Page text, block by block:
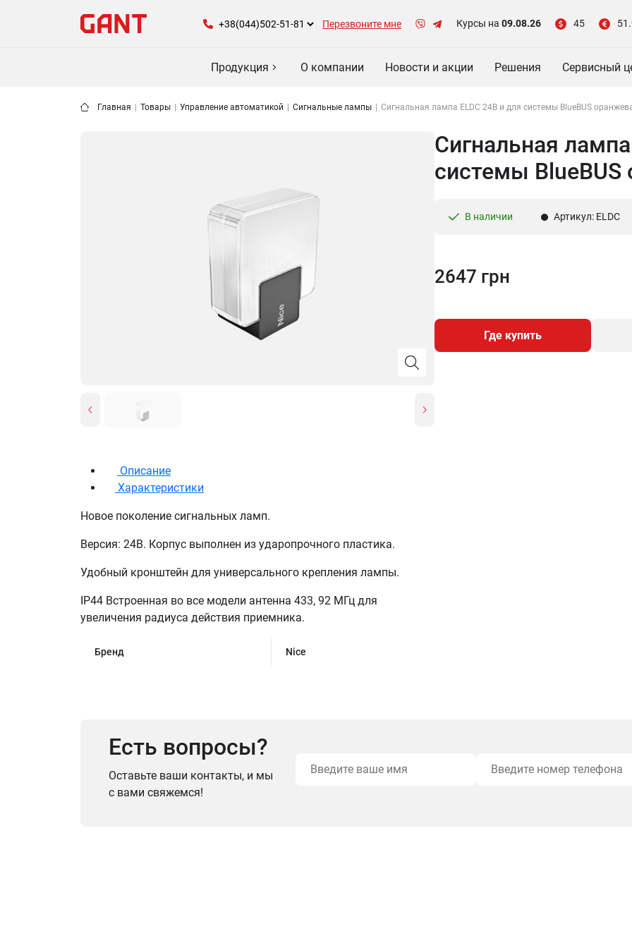
Перезвоните мне Курсы на 09.08.26 45
Продукция О компании Новости и акции Решения Сервисный
Главная Товары Управление автоматикой Сигнальные лампы Сигнальная лампа ELDC 24B и для системы BlueBUS
Описание
Характеристики
Новое поколение сигнальных ламп.
Версия: 24В. Корпус выполнен из ударопрочного пластика.
Удобный кронштейн для универсального крепления лампы.
IP44 Встроенная во все модели антенна 433, 92 МГц для
увеличения радиуса действия приемника.
Бренд Nice
Сигнальная
системы BlueBUS
В наличии Артикул: ELDC
2647 грн
Где купить
Есть вопросы?
Оставьте ваши контакты, и мы
с вами свяжемся!